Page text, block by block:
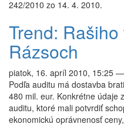
242/2010 zo 14. 4. 2010.
Trend:
Rázsoch
piatok, 16. apríl 2010, 15:25 —
Podľa auditu má dostavba
480 mil. eur. Konkrétne údaje
auditu, ktoré mali potvrdiť
ekonomickú oprávnenosť